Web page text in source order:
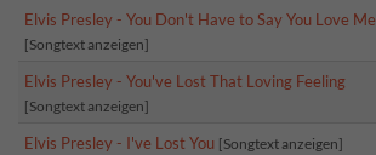
Elvis Presley - You Don't Have to Say You Love Me
[Songtext anzeigen]
Elvis Presley - You've Lost That Loving Feeling
[Songtext anzeigen]
Elvis Presley - I've Lost You [Songtext anzeigen]